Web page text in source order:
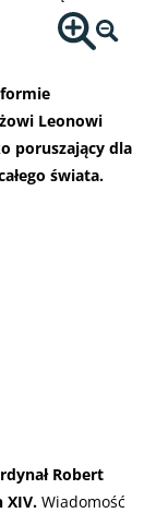
Leonowi
poruszający dla
świata.
Robert
XIV. Wiadomość